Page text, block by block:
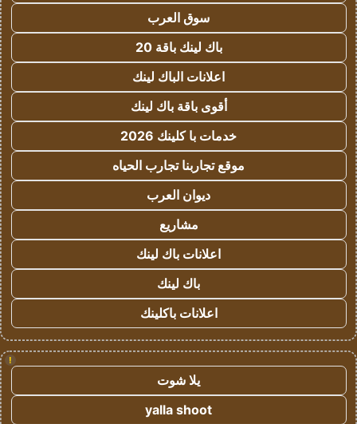
سوق العرب
باك لينك باقة 20
اعلانات الباك لينك
أقوى باقة باك لينك
خدمات با كلينك 2026
موقع تجاربنا تجارب الحياه
ديوان العرب
مشاريع
اعلانات باك لينك
باك لينك
اعلانات باكلينك
!
يلا شوت
yalla shoot